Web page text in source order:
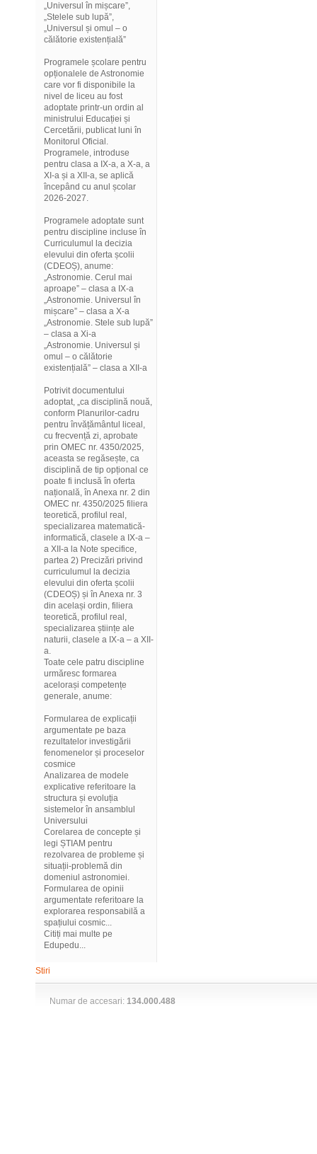
„Universul în mișcare”,
„Stelele sub lupă”,
„Universul și omul – o
călătorie existențială”
Programele școlare pentru
opționalele de Astronomie
care vor fi disponibile la
nivel de liceu au fost
adoptate printr-un ordin al
ministrului Educației și
Cercetării, publicat luni în
Monitorul Oficial.
Programele, introduse
pentru clasa a IX-a, a X-a, a
XI-a și a XII-a, se aplică
începând cu anul școlar
2026-2027.
Programele adoptate sunt
pentru discipline incluse în
Curriculumul la decizia
elevului din oferta școlii
(CDEOȘ), anume:
„Astronomie. Cerul mai
aproape” – clasa a IX-a
„Astronomie. Universul în
mișcare” – clasa a X-a
„Astronomie. Stele sub lupă”
– clasa a Xi-a
„Astronomie. Universul și
omul – o călătorie
existențială” – clasa a XII-a
Potrivit documentului
adoptat, „ca disciplină nouă,
conform Planurilor-cadru
pentru învățământul liceal,
cu frecvență zi, aprobate
prin OMEC nr. 4350/2025,
aceasta se regăsește, ca
disciplină de tip opțional ce
poate fi inclusă în oferta
națională, în Anexa nr. 2 din
OMEC nr. 4350/2025 filiera
teoretică, profilul real,
specializarea matematică-
informatică, clasele a IX-a –
a XII-a la Note specifice,
partea 2) Precizări privind
curriculumul la decizia
elevului din oferta școlii
(CDEOȘ) și în Anexa nr. 3
din același ordin, filiera
teoretică, profilul real,
specializarea științe ale
naturii, clasele a IX-a – a XII-
a.
Toate cele patru discipline
urmăresc formarea
acelorași competențe
generale, anume:
Formularea de explicații
argumentate pe baza
rezultatelor investigării
fenomenelor și proceselor
cosmice
Analizarea de modele
explicative referitoare la
structura și evoluția
sistemelor în ansamblul
Universului
Corelarea de concepte și
legi ȘTIAM pentru
rezolvarea de probleme și
situații-problemă din
domeniul astronomiei.
Formularea de opinii
argumentate referitoare la
explorarea responsabilă a
spațiului cosmic...
Citiți mai multe pe
Edupedu...
Stiri
Numar de accesari: 134.000.488